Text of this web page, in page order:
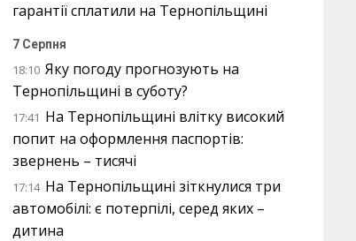
гарантії сплатили на Тернопільщині
7 Серпня
18:10 Яку погоду прогнозують на
Тернопільщині в суботу?
17:41 На Тернопільщині влітку високий
попит на оформлення паспортів:
звернень – тисячі
17:14 На Тернопільщині зіткнулися три
автомобілі: є потерпілі, серед яких –
дитина